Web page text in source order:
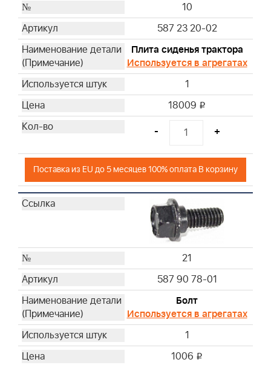
10
587 23 20-02
Плита сиденья трактора
Используется в агрегатах
1
18009 i
- +
Поставка из EU до 5 месяцев 100% оплата В корзину
21
587 90 78-01
Болт
Используется в агрегатах
1
1006 i